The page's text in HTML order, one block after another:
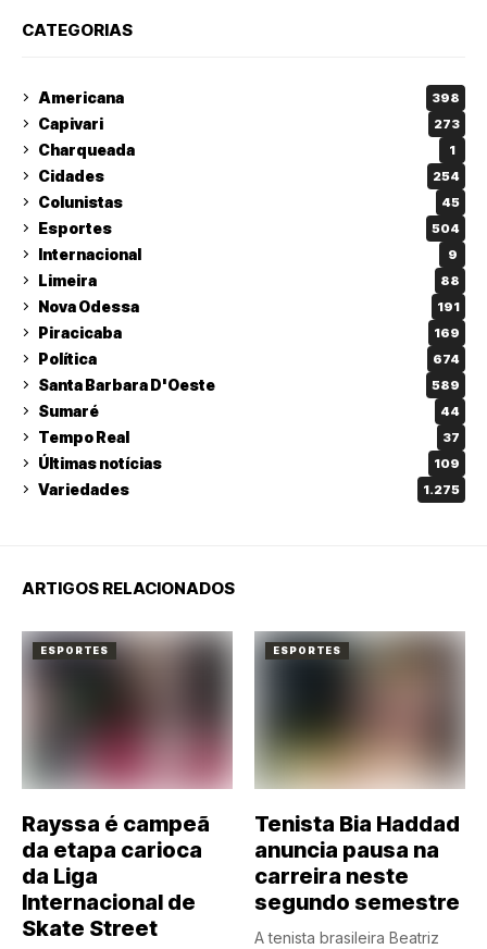
CATEGORIAS
Americana 398
Capivari 273
Charqueada 1
Cidades 254
Colunistas 45
Esportes 504
Internacional 9
Limeira 88
Nova Odessa 191
Piracicaba 169
Política 674
Santa Barbara D'Oeste 589
Sumaré 44
Tempo Real 37
Últimas notícias 109
Variedades 1.275
ARTIGOS RELACIONADOS
ESPORTES
Rayssa é campeã
da etapa carioca
da Liga
Internacional de
Skate Street
ESPORTES
Tenista Bia Haddad
anuncia pausa na
carreira neste
segundo semestre
A tenista brasileira Beatriz